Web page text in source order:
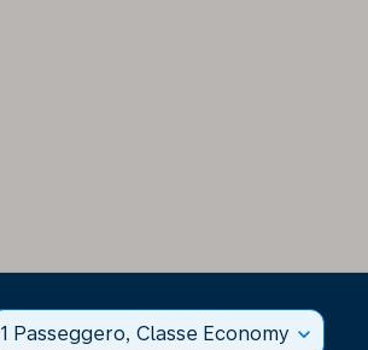
1 Passeggero, Classe Economy expand_more